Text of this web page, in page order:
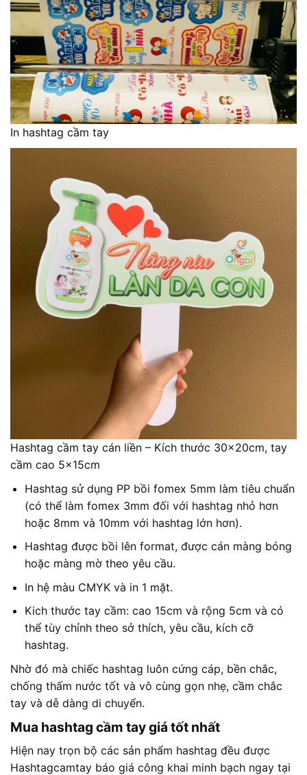
In hashtag cầm tay
Hashtag cầm tay cán liền – Kích thước 30x20cm, tay
cầm cao 5x15cm
Hashtag sử dụng PP bồi fomex 5mm làm tiêu chuẩn
(có thể làm fomex 3mm đối với hashtag nhỏ hơn
hoặc 8mm và 10mm với hashtag lớn hơn).
Hashtag được bồi lên format, được cán màng bóng
hoặc màng mờ theo yêu cầu.
In hệ màu CMYK và in 1 mặt.
Kich thước tay cầm: cao 15cm và rộng 5cm và có
thể tùy chỉnh theo sở thích, yêu cầu, kích cỡ
hashtag.
Nhờ đó mà chiếc hashtag luôn cứng cáp, bền chắc,
chống thấm nước tốt và vô cùng gọn nhẹ, cầm chắc
tay và dễ dàng di chuyển.
Mua hashtag cầm tay giá tốt nhất
Hiện nay trọn bộ các sản phẩm hashtag đều được
Hashtagcamtay báo giá công khai minh bạch ngay tại